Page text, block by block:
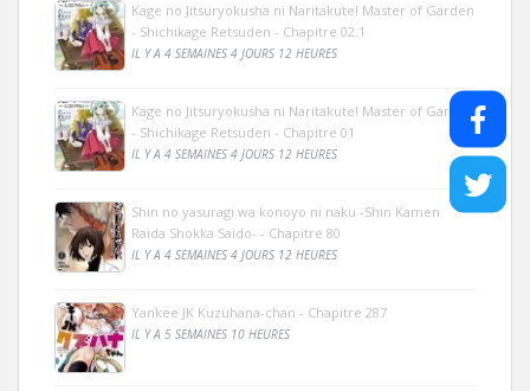
Kage no Jitsuryokusha ni Naritakute! Master of Garden
- Shichikage Retsuden - Chapitre 02.1
IL Y A 4 SEMAINES 4 JOURS 12 HEURES
Kage no Jitsuryokusha ni Naritakute! Master of Garden
- Shichikage Retsuden - Chapitre 01
IL Y A 4 SEMAINES 4 JOURS 12 HEURES
Shin no yasuragi wa konoyo ni naku -Shin Kamen
Raida Shokka Saido- - Chapitre 80
IL Y A 4 SEMAINES 4 JOURS 12 HEURES
Yankee JK Kuzuhana-chan - Chapitre 287
IL Y A 5 SEMAINES 10 HEURES